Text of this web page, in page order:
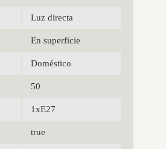
Luz directa
En superficie
Doméstico
50
1xE27
true